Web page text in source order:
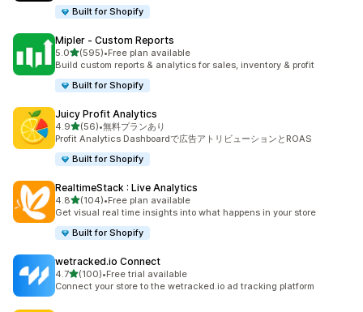
Built for Shopify
Mipler ‑ Custom Reports
5.05つ星中
(595)
合計レビュー数：595件
•Free plan available
Build custom reports & analytics for sales, inventory & profit
Built for Shopify
Juicy Profit Analytics
4.95つ星中
(56)
合計レビュー数：56件
•無料プランあり
Profit Analytics Dashboardで広告アトリビューションとROAS
Built for Shopify
RealtimeStack : Live Analytics
4.85つ星中
(104)
合計レビュー数：104件
•Free plan available
Get visual real time insights into what happens in your store
Built for Shopify
wetracked.io Connect
4.75つ星中
(100)
合計レビュー数：100件
•Free trial available
Connect your store to the wetracked.io ad tracking platform